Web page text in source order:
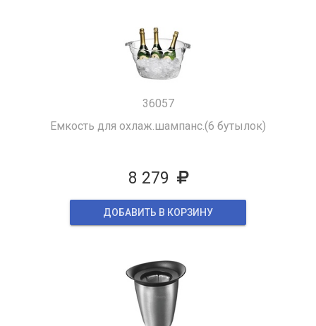
36057
Емкость для охлаж.шампанс.(6 бутылок)
8 279
ДОБАВИТЬ В КОРЗИНУ